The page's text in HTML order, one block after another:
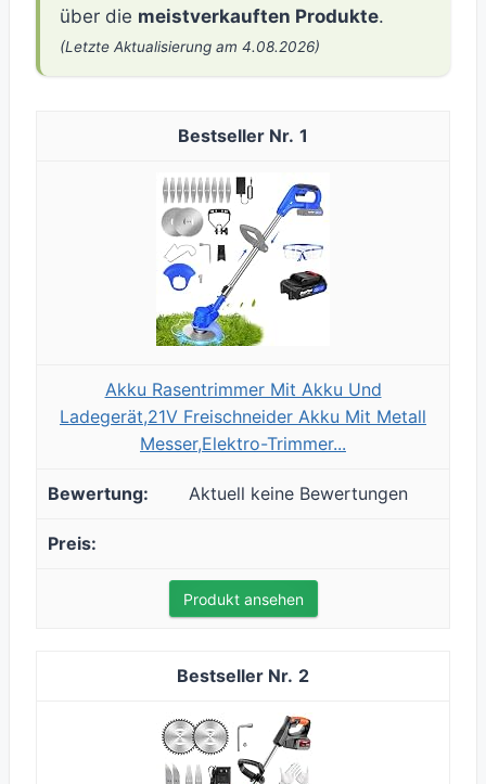
über die meistverkauften Produkte.
(Letzte Aktualisierung am 4.08.2026)
1
Akku Rasentrimmer Mit Akku Und
Ladegerät,21V Freischneider Akku Mit Metall
Messer,Elektro-Trimmer...
Aktuell keine Bewertungen
Produkt ansehen
2